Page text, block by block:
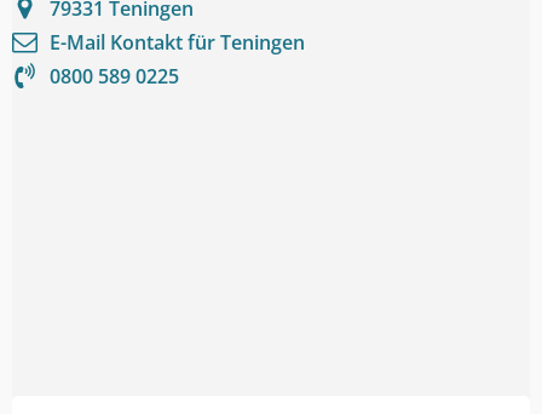
79331 Teningen
E-Mail Kontakt fürTeningen
0800 589 0225